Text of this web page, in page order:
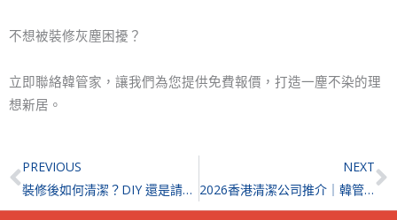
不想被裝修灰塵困擾？
立即聯絡韓管家，讓我們為您提供免費報價，打造一塵不染的理
想新居。
Prev
PREVIOUS
裝修後如何清潔？DIY 還是請人？專家教你除甲醛與驗收全攻略
NEXT
2026香港清潔公司推介｜韓管家｜家居・辦公室・裝修後